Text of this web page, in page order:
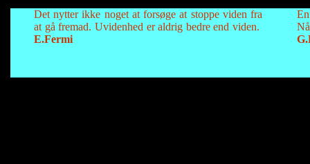
Det nytter ikke noget at forsøge at stoppe viden fra
at gå fremad. Uvidenhed er aldrig bedre end viden.
E.Fermi